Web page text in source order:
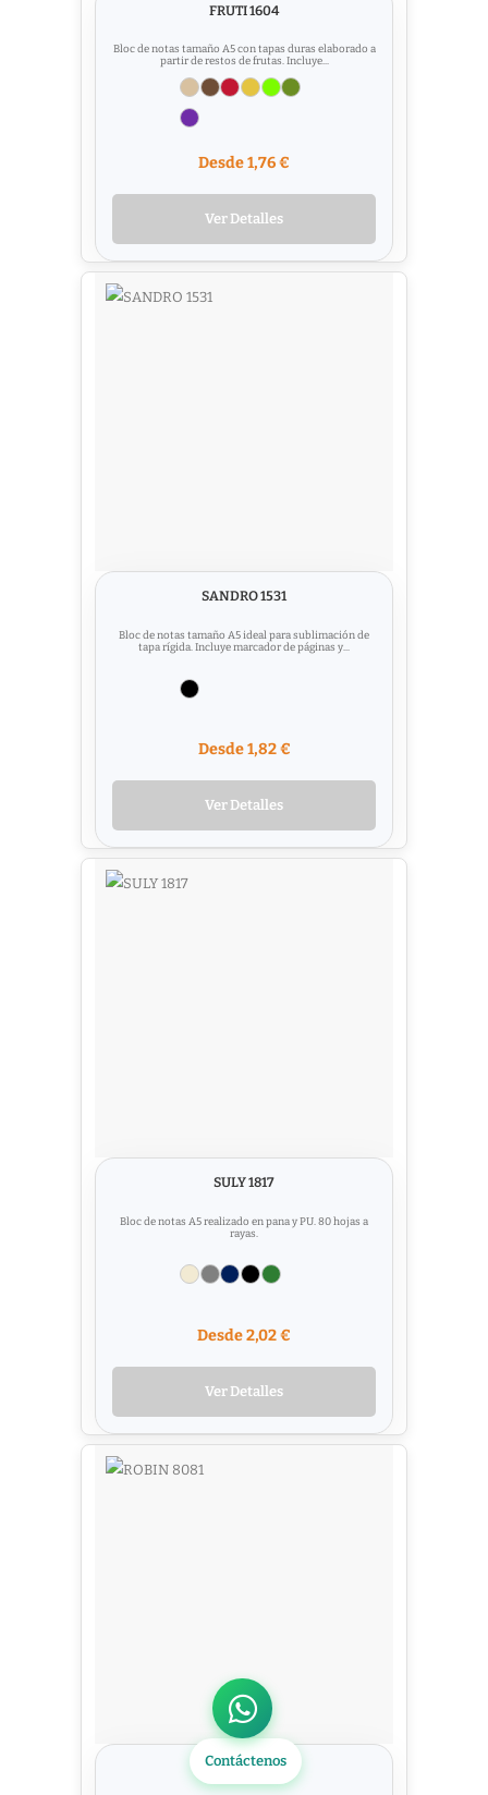
FRUTI 1604
Bloc de notas tamaño A5 con tapas duras elaborado a
partir de restos de frutas. Incluye...
Desde 1,76 €
Ver Detalles
SANDRO 1531
Bloc de notas tamaño A5 ideal para sublimación de
tapa rígida. Incluye marcador de páginas y...
Desde 1,82 €
Ver Detalles
SULY 1817
Bloc de notas A5 realizado en pana y PU. 80 hojas a
rayas.
Desde 2,02 €
Ver Detalles
ROBIN 8081
Contáctenos